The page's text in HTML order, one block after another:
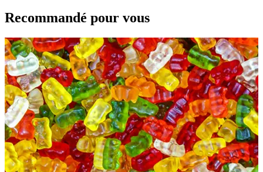
Recommandé pour vous